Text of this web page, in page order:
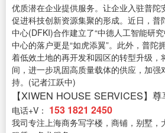
优质潜在企业提供服务。让企业入驻普陀
促进科技创新资源集聚的形成。近日，普
中心(DFKI)合作建立了“中德人工智能研
中心的落户更是“如虎添翼”。此外，普陀
着低效土地的再开发和园区的转型升级，
间，进一步巩固高质量载体的供应，加强
持。(记者江跃中)
【XIWEN HOUSE SERVICES】
电话+V： 153 1821 2450
我司专注上海商务写字楼，商铺，别墅，